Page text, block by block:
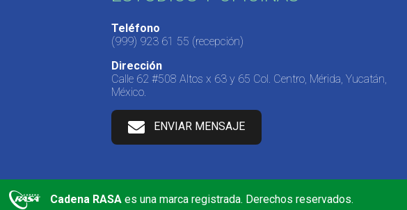
Teléfono
(999) 923 61 55 (recepción)
Dirección
Calle 62 #508 Altos x 63 y 65 Col. Centro, Mérida, Yucatán,
México.
ENVIAR MENSAJE
Cadena RASA es una marca registrada. Derechos reservados.